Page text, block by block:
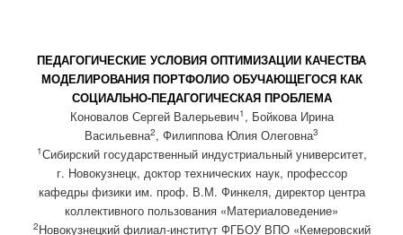
ПЕДАГОГИЧЕСКИЕ УСЛОВИЯ ОПТИМИЗАЦИИ КАЧЕСТВА
МОДЕЛИРОВАНИЯ ПОРТФОЛИО ОБУЧАЮЩЕГОСЯ КАК
СОЦИАЛЬНО-ПЕДАГОГИЧЕСКАЯ ПРОБЛЕМА
Коновалов Сергей Валерьевич1 , Бойкова Ирина
Васильевна2, Филиппова Юлия Олеговна3
1Сибирский государственный индустриальный университет,
г. Новокузнецк, доктор технических наук, профессор
кафедры физики им. проф. В.М. Финкеля, директор центра
коллективного пользования «Материаловедение»
2Новокузнецкий филиал-институт ФГБОУ ВПО «Кемеровский